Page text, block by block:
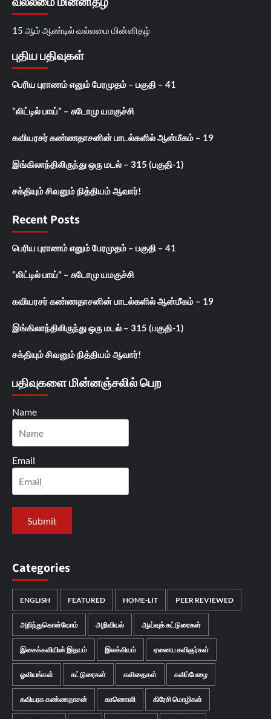
15 ஆம் ஆண்டில் வல்லமை மின்னிதழ்
புதிய பதிவுகள்
பெரிய புராணம் எனும் பேரமுதம் – பகுதி – 41
“லிட்டில் பாய்” – சுடோமு யமகுச்சி
கவியரசர் கண்ணதாசனின் பாடல்களில் ஆன்மீகம் – 19
இங்கிலாந்திலிருந்து ஒரு மடல் – 315 (பகுதி-1)
சக்தியும் சிவனும் நித்தியம் ஆவார்!
Recent Posts
பெரிய புராணம் எனும் பேரமுதம் – பகுதி – 41
“லிட்டில் பாய்” – சுடோமு யமகுச்சி
கவியரசர் கண்ணதாசனின் பாடல்களில் ஆன்மீகம் – 19
இங்கிலாந்திலிருந்து ஒரு மடல் – 315 (பகுதி-1)
சக்தியும் சிவனும் நித்தியம் ஆவார்!
பதிவுகளை மின்னஞ்சலில் பெற
Name
Email
Categories
ENGLISH FEATURED HOME-LIT PEER REVIEWED
அறிந்துகொள்வோம் அறிவியல் ஆய்வுக் கட்டுரைகள்
இசைக்கவியின் இதயம் இலக்கியம் ஏனைய கவிஞர்கள்
ஓவியங்கள் கட்டுரைகள் கவிதைகள் கவிப்பேழை
கவியரசு கண்ணதாசன் காணொலி கிரேசி மொழிகள்